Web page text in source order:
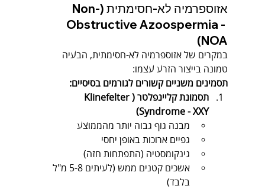
אזוספרמיה לא-חסימתית (Non-
Obstructive Azoospermia -
NOA)
במקרים של אזוספרמיה לא-חסימתית, הבעיה
טמונה בייצור הזרע עצמו:
תסמינים משניים קשורים לגורמים בסיסיים:
תסמונת קליינפלטר (Klinefelter
Syndrome - XXY)
מבנה גוף גבוה יותר מהממוצע
גפיים ארוכות באופן יחסי
גינקומסטיה (התפתחות חזה)
אשכים קטנים ממש (לעיתים 5-8 מ"ל
בלבד)